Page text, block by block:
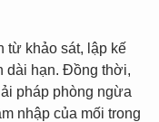
từ khảo sát, lập kế
dài hạn. Đồng thời,
pháp phòng ngừa
nhập của mối trong